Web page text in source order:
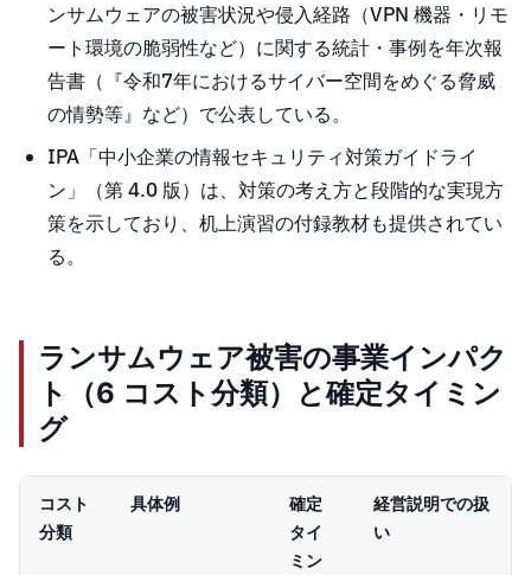
ンサムウェアの被害状況や侵入経路（VPN 機器・リモ
ート環境の脆弱性など）に関する統計・事例を年次報
告書（『令和7年におけるサイバー空間をめぐる脅威
の情勢等』など）で公表している。
IPA「中小企業の情報セキュリティ対策ガイドライ
ン」（第 4.0 版）は、対策の考え方と段階的な実現方
策を示しており、机上演習の付録教材も提供されてい
る。
ランサムウェア被害の事業インパク
ト（6 コスト分類）と確定タイミン
グ
コスト
分類
具体例
確定
タイ
ミン
経営説明での扱
い